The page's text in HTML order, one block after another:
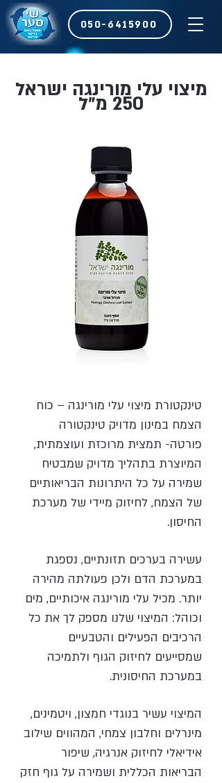
050-6415900
מיצוי עלי מורינגה ישראל
250 מ״ל
טינקטורת מיצוי עלי מורינגה – כוח
הצמח במינון מדויק טינקטורה
פורטה- תמצית מרוכזת ועוצמתית,
המיוצרת בתהליך מדויק שמבטיח
שמירה על כל היתרונות הבריאותיים
של הצמח, לחיזוק מיידי של מערכת
החיסון.
עשירה בערכים תזונתיים, נספגת
במערכת הדם ולכן פעולתה מהירה
יותר. מכיל עלי מורינגה איכותיים, מים
וכוהל: המיצוי שלנו מספק לך את כל
הרכיבים הפעילים והטבעיים
שמסייעים לחיזוק הגוף ולתמיכה
במערכת החיסונית.
המיצוי עשיר בנוגדי חמצון, ויטמינים,
מינרלים וחלבון צמחי, המהווים שילוב
אידיאלי לחיזוק אנרגיה, שיפור
הבריאות הכללית ושמירה על גוף חזק